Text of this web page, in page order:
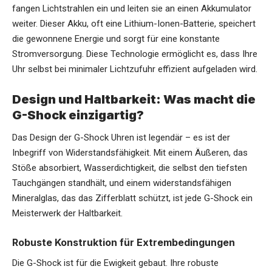
fangen Lichtstrahlen ein und leiten sie an einen Akkumulator
weiter. Dieser Akku, oft eine Lithium-Ionen-Batterie, speichert
die gewonnene Energie und sorgt für eine konstante
Stromversorgung. Diese Technologie ermöglicht es, dass Ihre
Uhr selbst bei minimaler Lichtzufuhr effizient aufgeladen wird.
Design und Haltbarkeit: Was macht die
G-Shock einzigartig?
Das Design der G-Shock Uhren ist legendär – es ist der
Inbegriff von Widerstandsfähigkeit. Mit einem Äußeren, das
Stöße absorbiert, Wasserdichtigkeit, die selbst den tiefsten
Tauchgängen standhält, und einem widerstandsfähigen
Mineralglas, das das Zifferblatt schützt, ist jede G-Shock ein
Meisterwerk der Haltbarkeit.
Robuste Konstruktion für Extrembedingungen
Die G-Shock ist für die Ewigkeit gebaut. Ihre robuste